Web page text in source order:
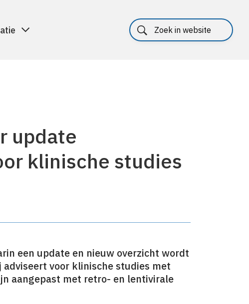
update
klinische studies
een update en nieuw overzicht wordt
voor klinische studies met
aangepast met retro- en lentivirale